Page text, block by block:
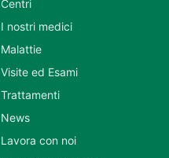
Centri
I nostri medici
Malattie
Visite ed Esami
Trattamenti
News
Lavora con noi